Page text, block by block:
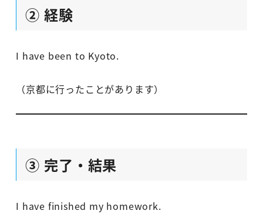
② 経験
I have been to Kyoto.
（京都に行ったことがあります）
③ 完了・結果
I have finished my homework.